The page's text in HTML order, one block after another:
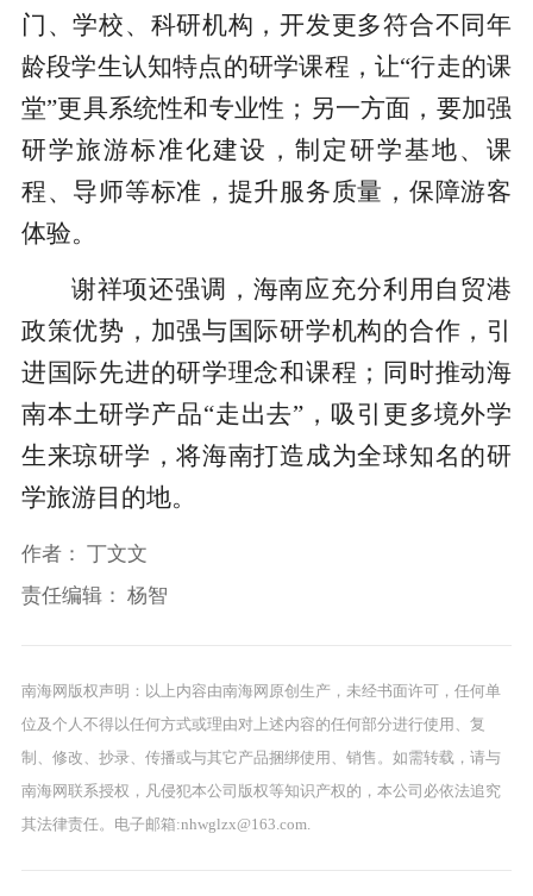
门、学校、科研机构，开发更多符合不同年
龄段学生认知特点的研学课程，让“行走的课
堂”更具系统性和专业性；另一方面，要加强
研学旅游标准化建设，制定研学基地、课
程、导师等标准，提升服务质量，保障游客
体验。
谢祥项还强调，海南应充分利用自贸港
政策优势，加强与国际研学机构的合作，引
进国际先进的研学理念和课程；同时推动海
南本土研学产品“走出去”，吸引更多境外学
生来琼研学，将海南打造成为全球知名的研
学旅游目的地。
作者： 丁文文
责任编辑： 杨智
南海网版权声明：以上内容由南海网原创生产，未经书面许可，任何单
位及个人不得以任何方式或理由对上述内容的任何部分进行使用、复
制、修改、抄录、传播或与其它产品捆绑使用、销售。如需转载，请与
南海网联系授权，凡侵犯本公司版权等知识产权的，本公司必依法追究
其法律责任。电子邮箱:nhwglzx@163.com.